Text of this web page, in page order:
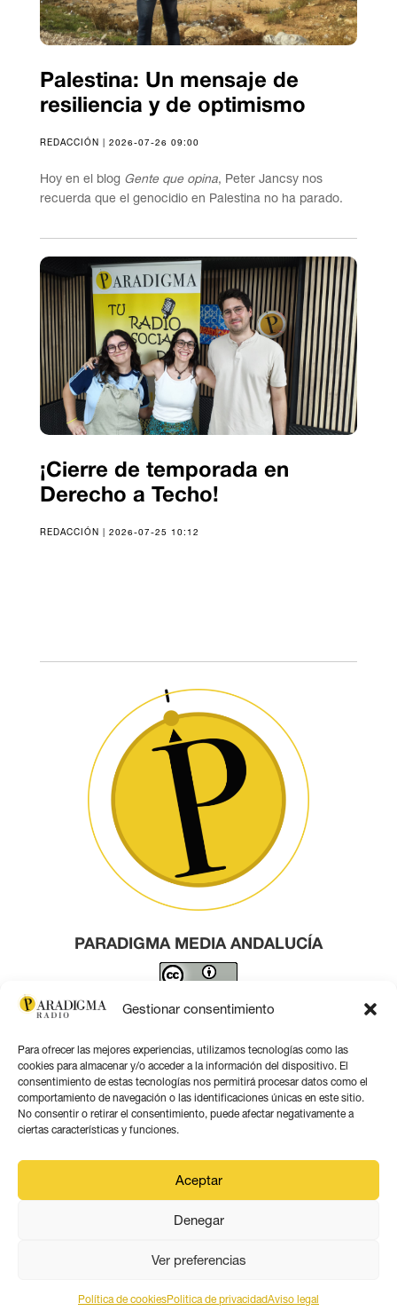
Gestionar consentimiento
Para ofrecer las mejores experiencias, utilizamos tecnologías como las
cookies para almacenar y/o acceder a la información del dispositivo. El
consentimiento de estas tecnologías nos permitirá procesar datos como el
comportamiento de navegación o las identificaciones únicas en este sitio.
No consentir o retirar el consentimiento, puede afectar negativamente a
ciertas características y funciones.
Aceptar
Denegar
Ver preferencias
Política de cookiesPolitica de privacidadAviso legal
Palestina: Un mensaje de
resiliencia y de optimismo
REDACCIÓN | 2026-07-26 09:00
Hoy en el blog Gente que opina, Peter Jancsy nos
recuerda que el genocidio en Palestina no ha parado.
¡Cierre de temporada en
Derecho a Techo!
REDACCIÓN | 2026-07-25 10:12
PARADIGMA MEDIA ANDALUCÍA
Este obra está bajo una licencia de Creative Commons
Contacto por correo
Aviso legal